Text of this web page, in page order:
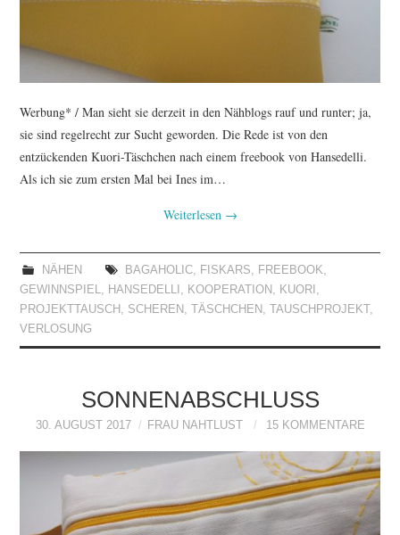
Werbung* / Man sieht sie derzeit in den Nähblogs rauf und runter; ja,
sie sind regelrecht zur Sucht geworden. Die Rede ist von den
entzückenden Kuori-Täschchen nach einem freebook von Hansedelli.
Als ich sie zum ersten Mal bei Ines im…
Weiterlesen →
NÄHEN BAGAHOLIC, FISKARS, FREEBOOK,
GEWINNSPIEL, HANSEDELLI , KOOPERATION , KUORI ,
PROJEKTTAUSCH , SCHEREN , TÄSCHCHEN , TAUSCHPROJEKT ,
VERLOSUNG
SONNENABSCHLUSS
30. AUGUST 2017 FRAU NAHTLUST 15 KOMMENTARE